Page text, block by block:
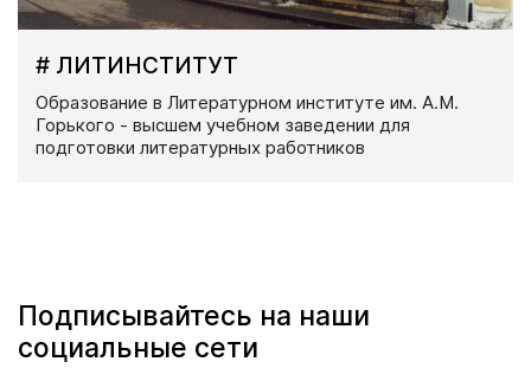
# ЛИТИНСТИТУТ
Образование в Литературном институте им. А.М.
Горького - высшем учебном заведении для
подготовки литературных работников
Подписывайтесь на наши
социальные сети